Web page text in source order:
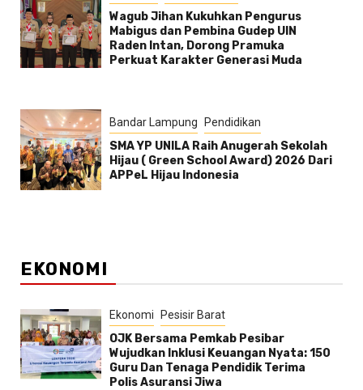
Wagub Jihan Kukuhkan Pengurus
Mabigus dan Pembina Gudep UIN
Raden Intan, Dorong Pramuka
Perkuat Karakter Generasi Muda
Bandar Lampung Pendidikan
SMA YP UNILA Raih Anugerah Sekolah
Hijau ( Green School Award) 2026 Dari
APPeL Hijau Indonesia
EKONOMI
Ekonomi Pesisir Barat
OJK Bersama Pemkab Pesibar
Wujudkan Inklusi Keuangan Nyata: 150
Guru Dan Tenaga Pendidik Terima
Polis Asuransi Jiwa